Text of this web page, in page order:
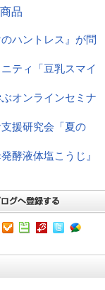
品
ハントレス』が問
ティ「豆乳スマイ
オンラインセミナ
援研究会「夏の
酵液体塩こうじ』